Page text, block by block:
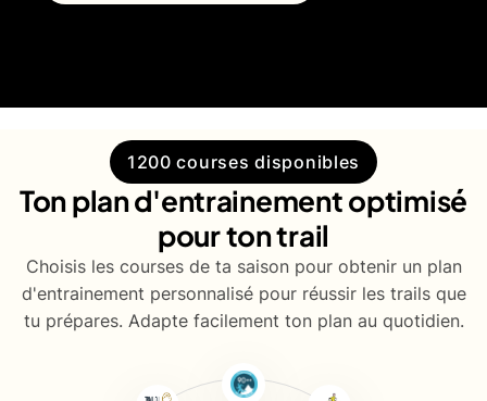
1200 courses disponibles
Ton plan d'entrainement optimisé
pour ton trail
Choisis les courses de ta saison pour obtenir un plan
d'entrainement personnalisé pour réussir les trails que
tu prépares. Adapte facilement ton plan au quotidien.